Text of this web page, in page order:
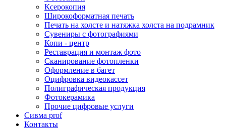
Ксерокопия
Широкоформатная печать
Печать на холсте и натяжка холста на подрамник
Сувениры с фотографиями
Копи - центр
Реставрация и монтаж фото
Сканирование фотопленки
Оформление в багет
Оцифровка видеокассет
Полиграфическая продукция
Фотокерамика
Прочие цифровые услуги
Сивма prof
Контакты